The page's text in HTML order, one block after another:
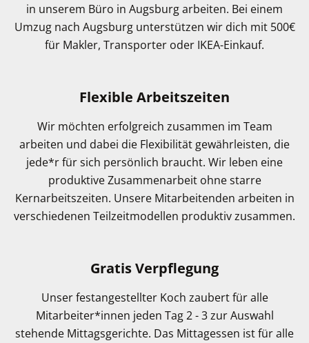
in unserem Büro in Augsburg arbeiten. Bei einem
Umzug nach Augsburg unterstützen wir dich mit 500€
für Makler, Transporter oder IKEA-Einkauf.
Flexible Arbeitszeiten
Wir möchten erfolgreich zusammen im Team
arbeiten und dabei die Flexibilität gewährleisten, die
jede*r für sich persönlich braucht. Wir leben eine
produktive Zusammenarbeit ohne starre
Kernarbeitszeiten. Unsere Mitarbeitenden arbeiten in
verschiedenen Teilzeitmodellen produktiv zusammen.
Gratis Verpflegung
Unser festangestellter Koch zaubert für alle
Mitarbeiter*innen jeden Tag 2 - 3 zur Auswahl
stehende Mittagsgerichte. Das Mittagessen ist für alle